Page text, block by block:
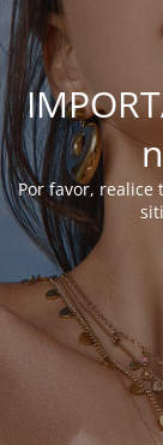
Por favor, realice